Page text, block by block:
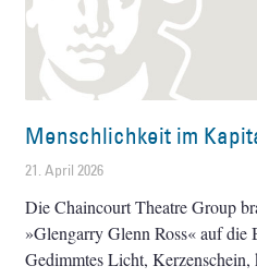
Menschlichkeit im
21. April 2026
Die Chaincourt Theatre Group
»Glengarry Glenn Ross« auf die
Gedimmtes Licht, Kerzenschein,